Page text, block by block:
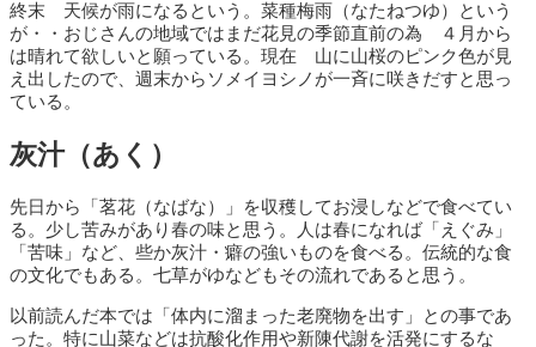
終末 天候が雨になるという。菜種梅雨（なたねつゆ）という
が・・おじさんの地域ではまだ花見の季節直前の為 ４月から
は晴れて欲しいと願っている。現在 山に山桜のピンク色が見
え出したので、週末からソメイヨシノが一斉に咲きだすと思っ
ている。
灰汁（あく）
先日から「茗花（なばな）」を収穫してお浸しなどで食べてい
る。少し苦みがあり春の味と思う。人は春になれば「えぐみ」
「苦味」など、些か灰汁・癖の強いものを食べる。伝統的な食
の文化でもある。七草がゆなどもその流れであると思う。
以前読んだ本では「体内に溜まった老廃物を出す」との事であ
った。特に山菜などは抗酸化作用や新陳代謝を活発にするな